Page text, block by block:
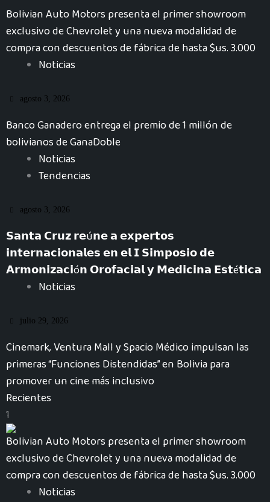
Bolivian Auto Motors presenta el primer showroom
exclusivo de Chevrolet y una nueva modalidad de
compra con descuentos de fábrica de hasta $us. 3.000
Noticias
agosto 3, 2026
Banco Ganadero entrega el premio de 1 millón de
bolivianos de GanaDoble
Noticias
Tendencias
agosto 3, 2026
𝗦𝗮𝗻𝘁𝗮 𝗖𝗿𝘂𝘇 𝗿𝗲ú𝗻𝗲 𝗮 𝗲𝘅𝗽𝗲𝗿𝘁𝗼𝘀
𝗶𝗻𝘁𝗲𝗿𝗻𝗮𝗰𝗶𝗼𝗻𝗮𝗹𝗲𝘀 𝗲𝗻 𝗲𝗹 𝗜 𝗦𝗶𝗺𝗽𝗼𝘀𝗶𝗼 𝗱𝗲
𝗔𝗿𝗺𝗼𝗻𝗶𝘇𝗮𝗰𝗶ó𝗻 𝗢𝗿𝗼𝗳𝗮𝗰𝗶𝗮𝗹 𝘆 𝗠𝗲𝗱𝗶𝗰𝗶𝗻𝗮 𝗘𝘀𝘁é𝘁𝗶𝗰𝗮
Noticias
julio 29, 2026
Cinemark, Ventura Mall y Spacio Médico impulsan las
primeras “Funciones Distendidas” en Bolivia para
promover un cine más inclusivo
Recientes
1
Bolivian Auto Motors presenta el primer showroom
exclusivo de Chevrolet y una nueva modalidad de
compra con descuentos de fábrica de hasta $us. 3.000
Noticias